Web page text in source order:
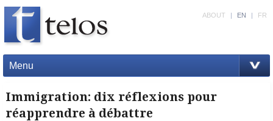
Menu
ABOUT | EN | FR
Immigration: dix réflexions pour
réapprendre à débattre